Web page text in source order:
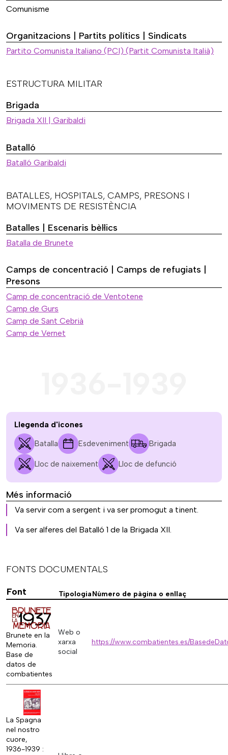
Comunisme
Organitzacions | Partits polítics | Sindicats
Partito Comunista Italiano (PCI) (Partit Comunista Italià)
ESTRUCTURA MILITAR
Brigada
Brigada XII | Garibaldi
Batalló
Batalló Garibaldi
BATALLES, HOSPITALS, CAMPS, PRESONS I
MOVIMENTS DE RESISTÈNCIA
Batalles | Escenaris bèl·lics
Batalla de Brunete
Camps de concentració | Camps de refugiats |
Presons
Camp de concentració de Ventotene
Camp de Gurs
Camp de Sant Cebrià
Camp de Vernet
Llegenda d'icones
Batalla Esdeveniment Brigada
Lloc de naixement Lloc de defunció
Més informació
Va servir com a sergent i va ser promogut a tinent.
Va ser alferes del Batalló 1 de la Brigada XII.
FONTS DOCUMENTALS
Font
TipologiaNúmero de pàgina o enllaç
Brunete en la
Memoria.
Base de
datos de
combatientes
Web o
xarxa
social
https://www.combatientes.es/
La Spagna
nel nostro
cuore,
1936-1939 :